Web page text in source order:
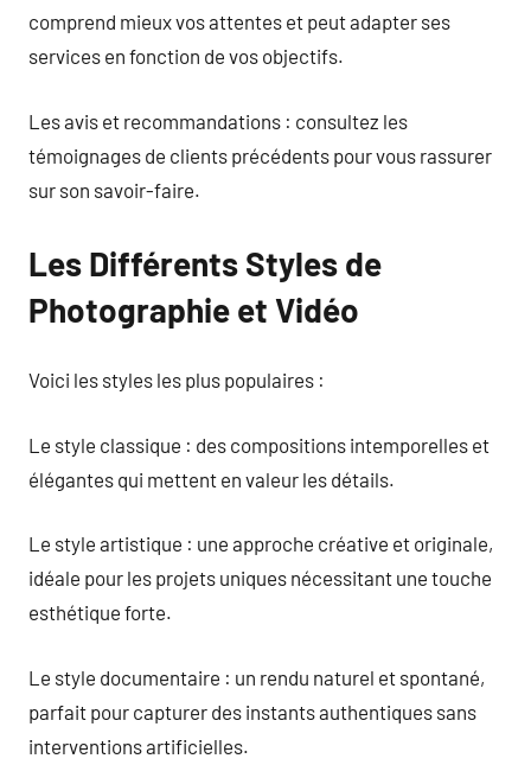
comprend mieux vos attentes et peut adapter ses
services en fonction de vos objectifs.
Les avis et recommandations : consultez les
témoignages de clients précédents pour vous rassurer
sur son savoir-faire.
Les Différents Styles de
Photographie et Vidéo
Voici les styles les plus populaires :
Le style classique : des compositions intemporelles et
élégantes qui mettent en valeur les détails.
Le style artistique : une approche créative et originale,
idéale pour les projets uniques nécessitant une touche
esthétique forte.
Le style documentaire : un rendu naturel et spontané,
parfait pour capturer des instants authentiques sans
interventions artificielles.